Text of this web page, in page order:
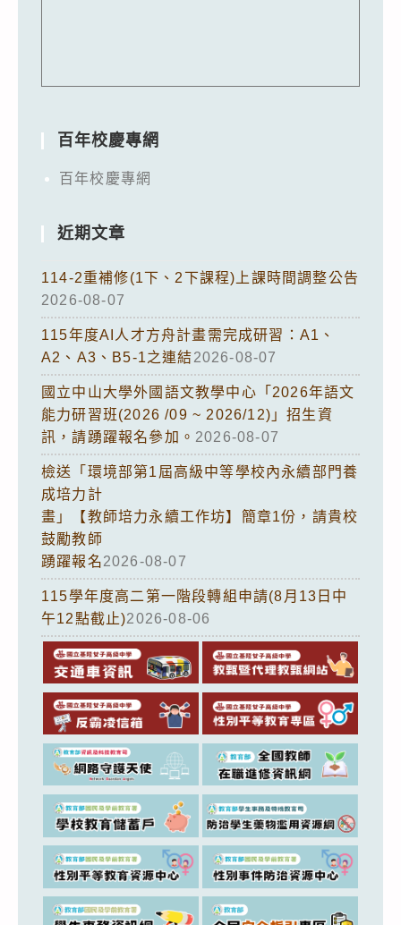
百年校慶專網
百年校慶專網
近期文章
114-2重補修(1下、2下課程)上課時間調整公告
2026-08-07
115年度AI人才方舟計畫需完成研習：A1、
A2、A3、B5-1之連結2026-08-07
國立中山大學外國語文教學中心「2026年語文
能力研習班(2026 /09 ~ 2026/12)」招生資
訊，請踴躍報名參加。 2026-08-07
檢送「環境部第1屆高級中等學校內永續部門養
成培力計
畫」【教師培力永續工作坊】簡章1份，請貴校
鼓勵教師
踴躍報名2026-08-07
115學年度高二第一階段轉組申請(8月13日中
午12點截止)2026-08-06